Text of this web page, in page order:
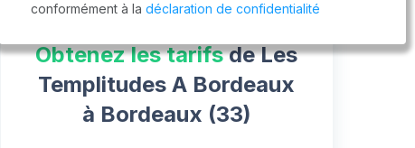
Obtenez les tarifsde Les
Templitudes A Bordeaux
à Bordeaux (33)
conformément à la déclaration de confidentialité